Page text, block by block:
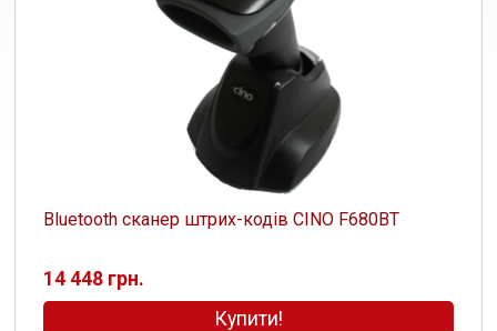
Bluetooth сканер штрих-кодів CINO F680BT
14 448 грн.
Купити!